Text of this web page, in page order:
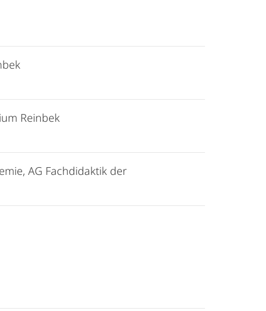
Reinbek
AG Fachdidaktik der